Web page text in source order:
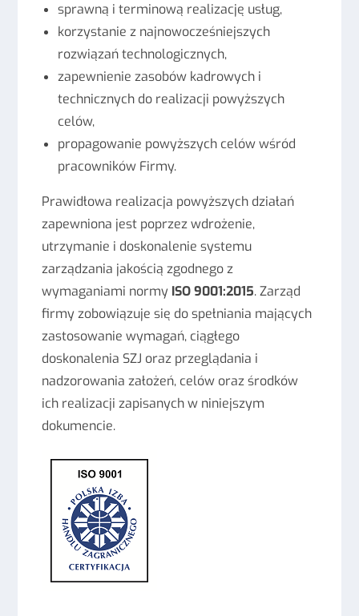
sprawną i terminową realizację usług,
korzystanie z najnowocześniejszych
rozwiązań technologicznych,
zapewnienie zasobów kadrowych i
technicznych do realizacji powyższych
celów,
propagowanie powyższych celów wśród
pracowników Firmy.
Prawidłowa realizacja powyższych działań
zapewniona jest poprzez wdrożenie,
utrzymanie i doskonalenie systemu
zarządzania jakością zgodnego z
wymaganiami normy ISO 9001:2015. Zarząd
firmy zobowiązuje się do spełniania mających
zastosowanie wymagań, ciągłego
doskonalenia SZJ oraz przeglądania i
nadzorowania założeń, celów oraz środków
ich realizacji zapisanych w niniejszym
dokumencie.